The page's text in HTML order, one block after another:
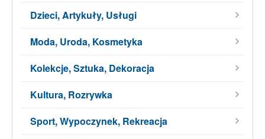
Dzieci, Artykuły, Usługi
Moda, Uroda, Kosmetyka
Kolekcje, Sztuka, Dekoracja
Kultura, Rozrywka
Sport, Wypoczynek, Rekreacja